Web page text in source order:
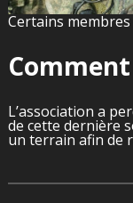
Certains membres
L’association a
de cette dernière
un terrain afin de